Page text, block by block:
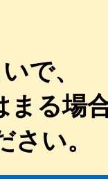
で、
まる場
さい。